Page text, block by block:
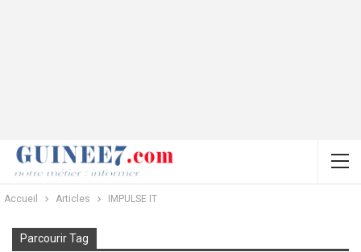
Accueil Articles IMPULSE IT
Parcourir Tag